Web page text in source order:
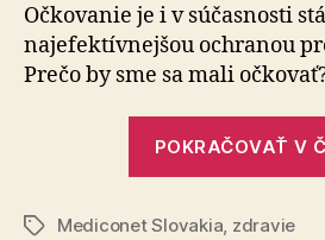
Očkovanie je i v súčasnosti
najefektívnejšou och­ra­nou
Prečo by sme sa mali
POKRAČOVAŤ V
ZnačkyMediconet Slovakia, zdravie